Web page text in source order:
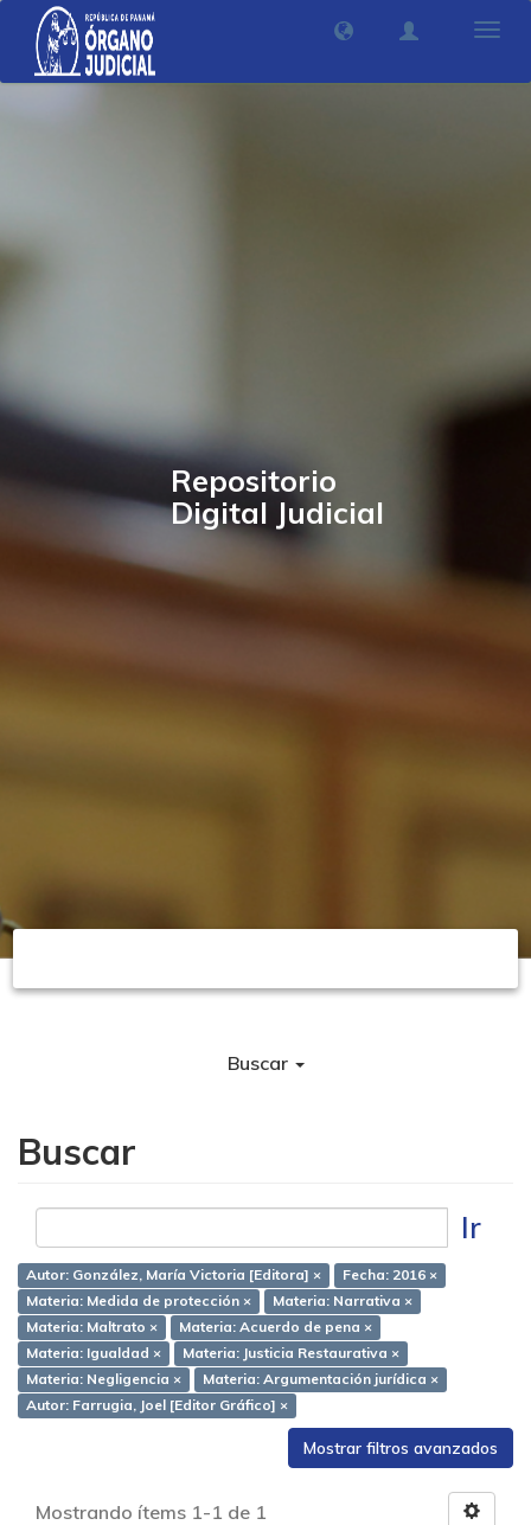
Repositorio
Digital Judicial
Buscar
Buscar
Ir
Autor: González, María Victoria [Editora] ×
Fecha: 2016 ×
Materia: Medida de protección ×
Materia: Narrativa ×
Materia: Maltrato ×
Materia: Acuerdo de pena ×
Materia: Igualdad ×
Materia: Justicia Restaurativa ×
Materia: Negligencia ×
Materia: Argumentación jurídica ×
Autor: Farrugia, Joel [Editor Gráfico] ×
Mostrar filtros avanzados
Mostrando ítems 1-1 de 1